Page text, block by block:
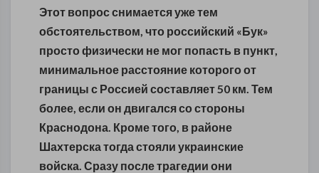
Этот вопрос снимается уже тем
обстоятельством, что российский «Бук»
просто физически не мог попасть в пункт,
минимальное расстояние которого от
границы с Россией составляет 50 км. Тем
более, если он двигался со стороны
Краснодона. Кроме того, в районе
Шахтерска тогда стояли украинские
войска. Сразу после трагедии они